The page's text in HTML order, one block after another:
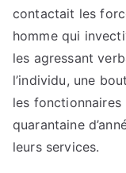
contactait les
homme qui
les agressant
l’individu, une
les fonctionnaires
quarantaine
leurs services.